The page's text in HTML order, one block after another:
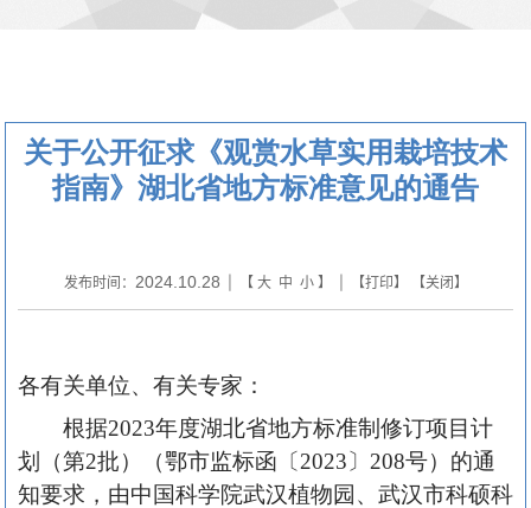
关于公开征求《观赏水草实用栽培技术
指南》湖北省地方标准意见的通告
发布时间： 2024.10.28 | 【 大 中 小】 | 【打印】 【关闭】
各有关单位、有关专家：
根据2023年度湖北省地方标准制修订项目计
划（第2批）（鄂市监标函〔2023〕208号）的通
知要求，由中国科学院武汉植物园、武汉市科硕科